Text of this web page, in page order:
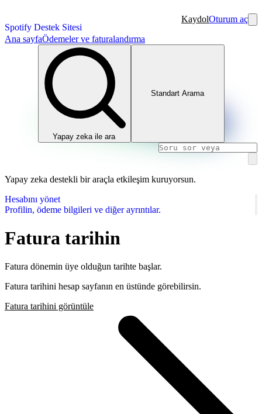
Spotify Destek Sitesi
KaydolOturum aç
Ana sayfaÖdemeler ve faturalandırma
Yapay zeka ile ara
Standart Arama
Yapay zeka destekli bir araçla etkileşim kuruyorsun.
Hesabını yönet
Profilin, ödeme bilgileri ve diğer ayrıntılar.
Fatura tarihin
Fatura dönemin üye olduğun tarihte başlar.
Fatura tarihini hesap sayfanın en üstünde görebilirsin.
Fatura tarihini görüntüle